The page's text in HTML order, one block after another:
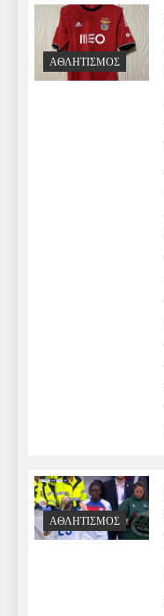
ΑΘΛΗΤΙΣΜΌΣ
ΑΘΛΗΤΙΣΜΌΣ